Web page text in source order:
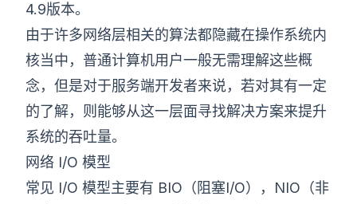
4.9版本。
由于许多网络层相关的算法都隐藏在操作系统内
核当中，普通计算机用户一般无需理解这些概
念，但是对于服务端开发者来说，若对其有一定
的了解，则能够从这一层面寻找解决方案来提升
系统的吞吐量。
网络 I/O 模型
常见 I/O 模型主要有 BIO（阻塞I/O），NIO（非